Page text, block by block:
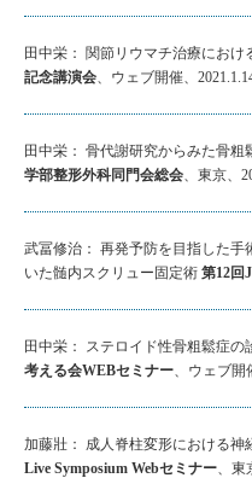
田中栄： 関節リウマチ治療におけ
記念講演会、ウェブ開催、
田中栄： 骨代謝研究からみた骨粗
学部整形外科同門会総会、東京、
武冨修治： 再発予防を目指した
いた髄内スクリュー固定術 第12回
田中栄： ステロイド性骨粗鬆症の
考える会WEBセミナー、ウェブ開
加藤壯： 成人脊柱変形における
Live Symposium Webセミナー、東